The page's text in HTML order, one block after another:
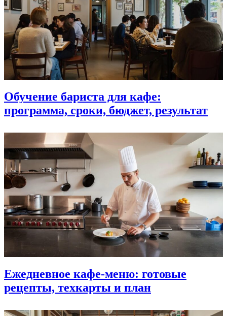
Обучение бариста для кафе:
программа, сроки, бюджет, результат
Ежедневное кафе-меню: готовые
рецепты, техкарты и план